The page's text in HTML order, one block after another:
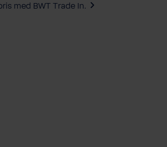
med BWT Trade In.